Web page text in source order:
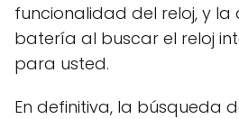
funcionalidad del reloj, y la
batería al buscar el reloj
para usted.
En definitiva, la búsqueda